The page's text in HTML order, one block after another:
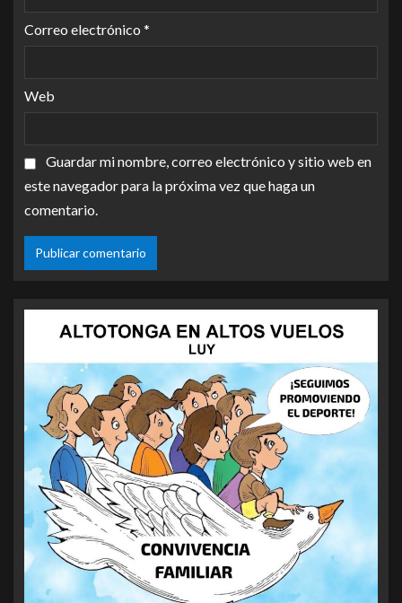
Correo electrónico *
Web
Guardar mi nombre, correo electrónico y sitio web en
este navegador para la próxima vez que haga un
comentario.